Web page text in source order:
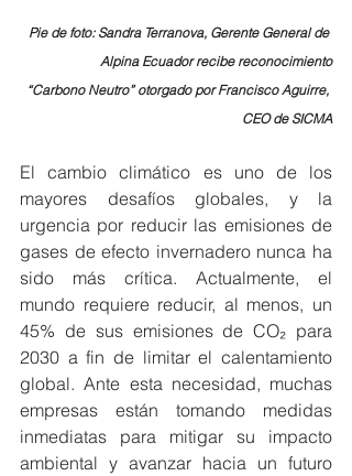
Pie de foto: Sandra Terranova, Gerente General de
Alpina Ecuador recibe reconocimiento
“Carbono Neutro” otorgado por Francisco Aguirre,
CEO de SICMA
El cambio climático es uno de los
mayores desafíos globales, y la
urgencia por reducir las emisiones de
gases de efecto invernadero nunca ha
sido más crítica. Actualmente, el
mundo requiere reducir, al menos, un
45% de sus emisiones de CO₂ para
2030 a fin de limitar el calentamiento
global. Ante esta necesidad, muchas
empresas están tomando medidas
inmediatas para mitigar su impacto
ambiental y avanzar hacia un futuro